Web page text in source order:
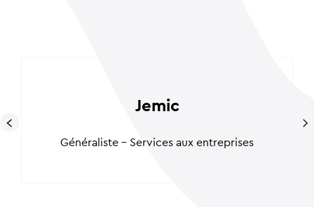
Jemic
Généraliste - Services aux entreprises